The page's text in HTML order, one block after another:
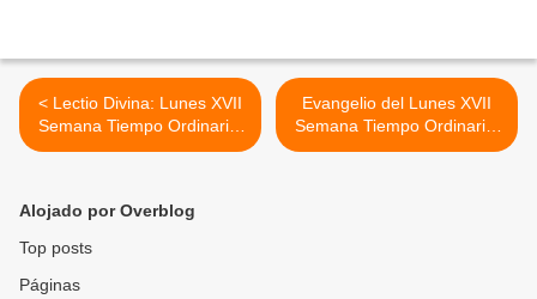
< Lectio Divina: Lunes XVII
Semana Tiempo Ordinario.
Ciclo A. 25 de julio 2011
Evangelio del Lunes XVII
Semana Tiempo Ordinario.
Ciclo A. 25 de julio 2011 >
Alojado por Overblog
Top posts
Páginas